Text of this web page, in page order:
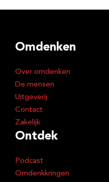
Omdenken
Over omdenken
De mensen
Uitgeverij
Contact
Zakelijk
Ontdek
Podcast
Omdenkkringen